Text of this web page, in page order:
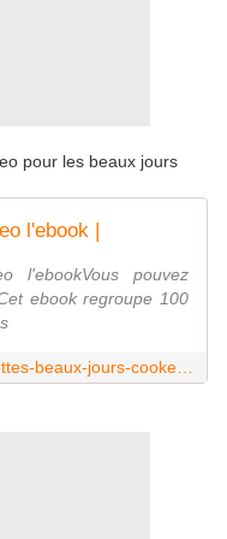
pour les beaux jours
l'ebook |
l'ebookVous pouvez
ebook regroupe 100